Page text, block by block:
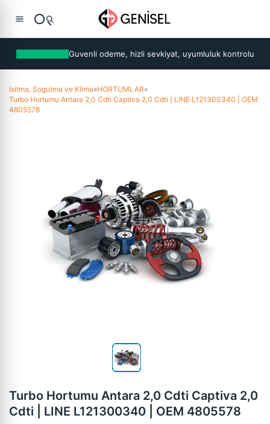
Guvenli odeme, hizli sevkiyat, uyumluluk kontrolu
Isitma, Sogutma ve Klima»HORTUMLAR»
Turbo Hortumu Antara 2,0 Cdti Captiva 2,0 Cdti | LINE L121300340 | OEM
4805578
Turbo Hortumu Antara 2,0 Cdti Captiva 2,0
Cdti | LINE L121300340 | OEM 4805578